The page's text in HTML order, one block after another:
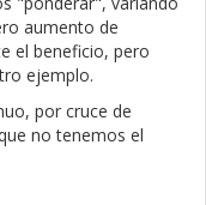
aumento de
el beneficio, pero
ejemplo.
por cruce de
no tenemos el